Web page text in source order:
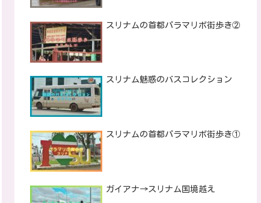
スリナムの首都パラマリボ街歩き②
スリナム魅惑のバスコレクション
スリナムの首都パラマリボ街歩き①
ガイアナ→スリナム国境越え